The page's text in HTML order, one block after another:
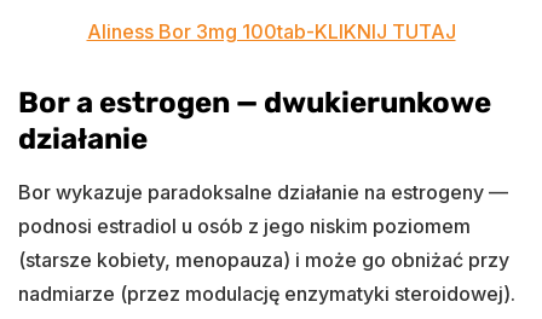
Aliness Bor 3mg 100tab-KLIKNIJ TUTAJ
Bor a estrogen — dwukierunkowe
działanie
Bor wykazuje paradoksalne działanie na estrogeny —
podnosi estradiol u osób z jego niskim poziomem
(starsze kobiety, menopauza) i może go obniżać przy
nadmiarze (przez modulację enzymatyki steroidowej).